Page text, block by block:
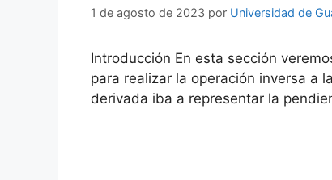
1 de agosto de 2023 por Universidad de
Introducción En esta sección
para realizar la operación inversa a
derivada iba a representar la